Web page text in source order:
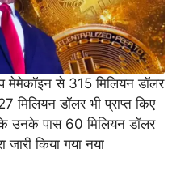
मेमेकॉइन से 315 मिलियन डॉलर
मिलियन डॉलर भी प्राप्त किए
उनके पास 60 मिलियन डॉलर
जारी किया गया नया